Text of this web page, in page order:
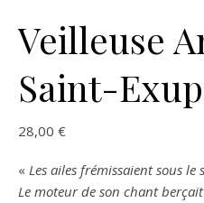
Veilleuse
Saint-
28,00 €
« Les ailes frémissaient sous le
Le moteur de son chant